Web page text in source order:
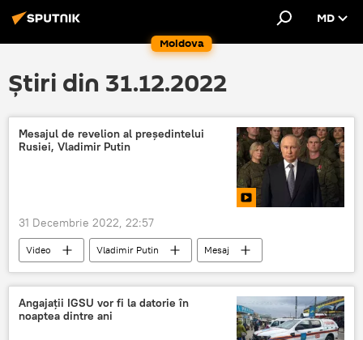
Moldova
MD
Știri din 31.12.2022
Mesajul de revelion al președintelui
Rusiei, Vladimir Putin
31 Decembrie 2022, 22:57
Video Vladimir Putin
Mesaj
Revelion 2023
Anul Nou Anul 2023
Angajații IGSU vor fi la datorie în
noaptea dintre ani